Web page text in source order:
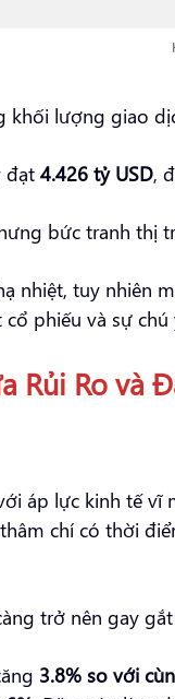
khối lượng giao
đạt 4.426 tỷ USD,
bức tranh thị
nhiệt, tuy nhiên
phiếu và sự
Rủi Ro và
áp lực kinh tế
chí có thời
trở nên gay
3.8% so với